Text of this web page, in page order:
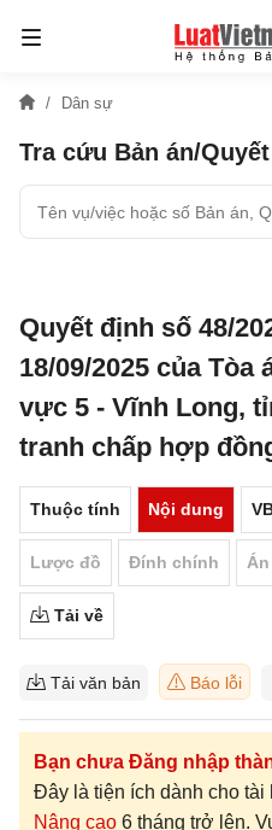
Dân sự
Tra cứu Bản án/
Quyết định số 48/
18/09/2025 của Tòa
vực 5 - Vĩnh Long,
tranh chấp hợp
Thuộc tính Nội dung
Lược đồ Đính chính
Tải về
Tải văn bản Báo lỗi
Bạn chưa Đăng nhập
Đây là tiện ích dành cho tài
Nâng cao 6 tháng trở lên.